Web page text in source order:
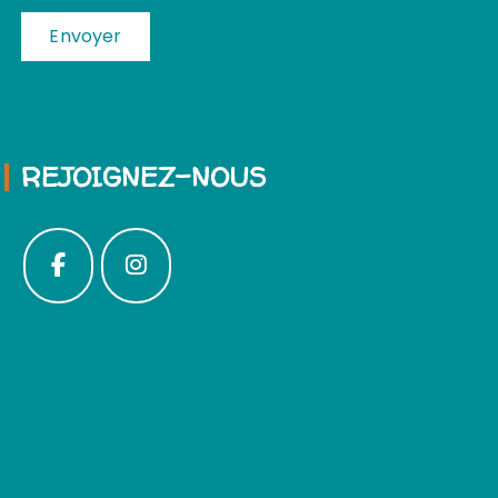
REJOIGNEZ-NOUS